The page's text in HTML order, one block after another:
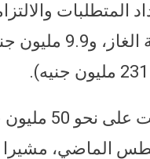
التقرير أوضح
الماضي،